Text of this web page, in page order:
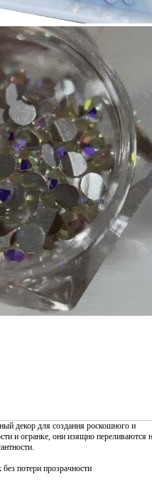
декор для создания роскошного и
и огранке, они изящно переливаются
потери прозрачности